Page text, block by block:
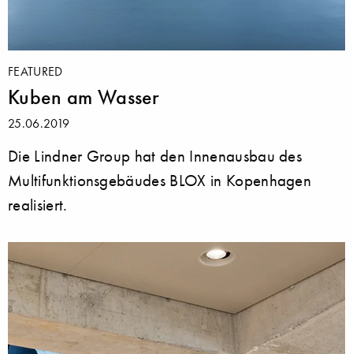
FEATURED
Kuben am Wasser
25.06.2019
Die Lindner Group hat den Innenausbau des
Multifunktionsgebäudes BLOX in Kopenhagen
realisiert.